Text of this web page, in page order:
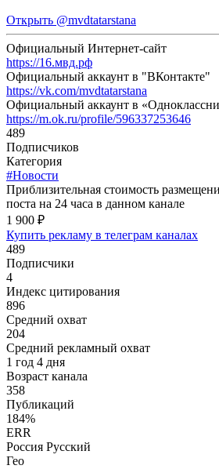
Открыть @mvdtatarstana
Официальный Интернет-сайт
https://16.мвд.рф
Официальный аккаунт в "ВКонтакте"
https://vk.com/mvdtatarstana
Официальный аккаунт в
https://m.ok.ru/profile/596337253646
489
Подписчиков
Категория
#Новости
Приблизительная стоимость
поста на 24 часа в данном канале
1 900 ₽
Купить рекламу в телеграм каналах
489
Подписчики
4
Индекс цитирования
896
Средний охват
204
Средний рекламный охват
1 год 4 дня
Возраст канала
358
Публикаций
184%
ERR
Россия Русский
Гео